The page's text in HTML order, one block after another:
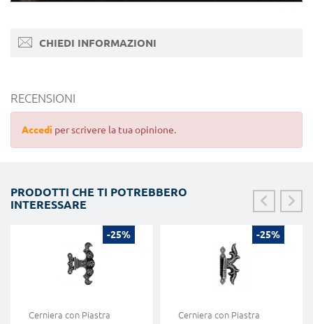
CHIEDI INFORMAZIONI
RECENSIONI
Accedi per scrivere la tua opinione.
PRODOTTI CHE TI POTREBBERO
INTERESSARE
-25%
Cerniera con Piastra
-25%
Cerniera con Piastra